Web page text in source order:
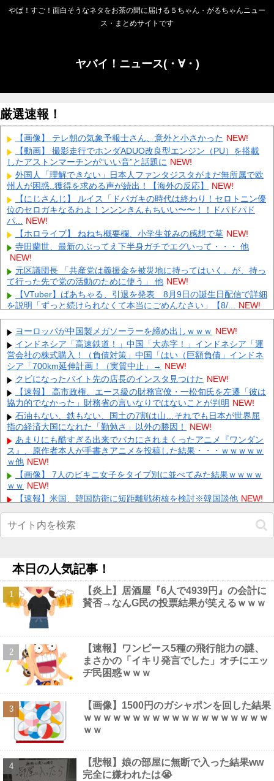
やば！すご！面白そうなネタをお茶の間に届ける５ちゃん・がるちゃんニュー
ス・まとめサイトです
ヤバイ！ニュース(・∀・)
厳選速報！
【画像】 テレ朝の気象予報士さん、意外と小さかった NEW!
【動画】 撮影走行でホンダADUO改良型エンジン（PU）を搭載
したアストンマーチンが“いい音”と話題に NEW!
外国人「理解できない」日本人ファンタジスタがまだ無所属で欧
州人が困惑..獲得を求める声が続出！【海外の反応】
NEW!
【にじさんじ】 ルイス「ドパガキの時代は終わり！セロトニン優
位のセロガキなるわよ！ンンンきんもちいい〜〜！！ドパドパド
パ... NEW!
【ホロライブ】 ねねち概要欄、小学生並みの感想で草 NEW!
寺田蘭世、最新のぶってえ下半身ガチでエグいって・・・ 他
NEW!
元区議団長 「共産党は義援金を被災地に持ってはいく。が、持っ
て行った先で党の活動のために使う」 他 NEW!
【VTuber】ばあちゃる、引退を発表 8月9日の誕生日配信で詳細
を説明「ずっと続けられなくて本当にごめんなさい」【8/... NEW!
【衝撃】彩卵がサイタマに直結する伏線が発見されてしまうｗｗ
ｗ 他 NEW!
【朗報】アラブ、秋田県に2兆円の投資ｗｗｗｗｗｗｗｗｗ 他
NEW!
【放送事故】 昔のドラマのレ◯プシーン、今見るとアウトすぎ
る・・・ NEW!
エネ夫に離婚を突きつけたら私の職場(法律事務所)に乗り込んで
きた 堂々と「離婚の法律相談です。母の薦めでこちらに参りま
し... NEW!
年収1500万の父が退職。父「退職金も渡したよな？」母「貯金な
んてないよー」父「全部なくなったの！？」→予想外の返事に
家... NEW!
嫁と子作り中なんだけどこうなるｗｗｗ
【速報】 『有吉の夏休み』、とんでもない発表をしてしま
う！！！！！
Powered by livedoor 相互RSS
ヨーロッパが中国製メガソーラーを締め出しｗｗｗ NEW!
インドネシア「高速鉄道！」中国「大赤字！」インドネシア「運
営会社の株式購入！（負債対策」中国「はい（巨額負債」インドネ
シア「700km延伸計画！（実質中止」→ NEW!
クビになったバイト先の店長のインスタ見つけた NEW!
【速報】 高市政権、エース級の財務官僚・一松旬氏を左遷「彼は
協力的でなかった」財務省の言いなりではないことが判明 NEW!
石油もない、鉄もない、国土の7割は山…それでも日本が世界屈
指の経済大国になれた「勤勉さ」以外の勝因！
NEW!
あまりにも酷すぎる出来でバカにされまくったアニメ『ワンダン
ス』、原作者本人が手書きアニメを投稿した結果・・・ｗｗｗｗｗ
ｗ他 NEW!
【画像】 7人のビキニ女子をタイプ別に並べてみた結果ｗｗｗｗ
ｗｗ NEW!
【速報】米国、韓国防衛に短距離戦術核を検討※韓国談他 NEW!
【画像】 こんなだらしない体型の女子が好きなやついる？ NEW!
【画像】アイドルにしか見えないセクシー女優さんが話題になる
ｗｗｗｗｗｗ他 NEW!
大日本帝国陸軍「侵攻できたとして、食糧どうすんだよ」大本営
「現地調達」陸軍「え？」他 NEW!
高市首相への賛同コメントの多さに苛立つ左派、これは不正工作
に違いない！と確信してしまった結果……他 NEW!
【画像】 女優・夏菜、ロンハーで無防備パ○チラ
ｗｗｗ NEW!
Powered by livedoor 相互RSS
本日の人気記事！
【炎上】居酒屋『6人で4939円』の会計に
賛否→なんG民の投票結果が笑えるｗｗｗ
【速報】ワンピース5種の飛行能力の謎、
まさかの「イキリ発言でした」オチにエッ
ヂ民困惑ｗｗｗ
【画像】1500円のガシャポンを回した結果
ｗｗｗｗｗｗｗｗｗｗｗｗｗｗｗｗｗｗｗ
ｗｗ
【悲報】娘の部屋に無断で入った結果ww
完全に嫌われたは😭